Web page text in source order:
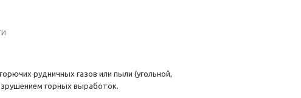
рудничных газов или пыли (угольной,
горных выработок.